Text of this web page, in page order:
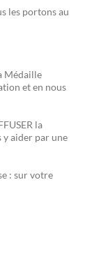
les portons au
Médaille
et en nous
la
y aider par une
: sur votre